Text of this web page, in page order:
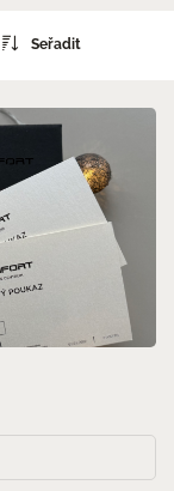
Seřadit